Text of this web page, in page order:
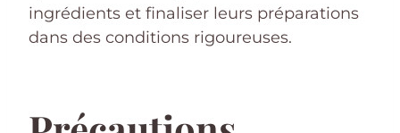
ingrédients et finaliser leurs préparations
dans des conditions rigoureuses.